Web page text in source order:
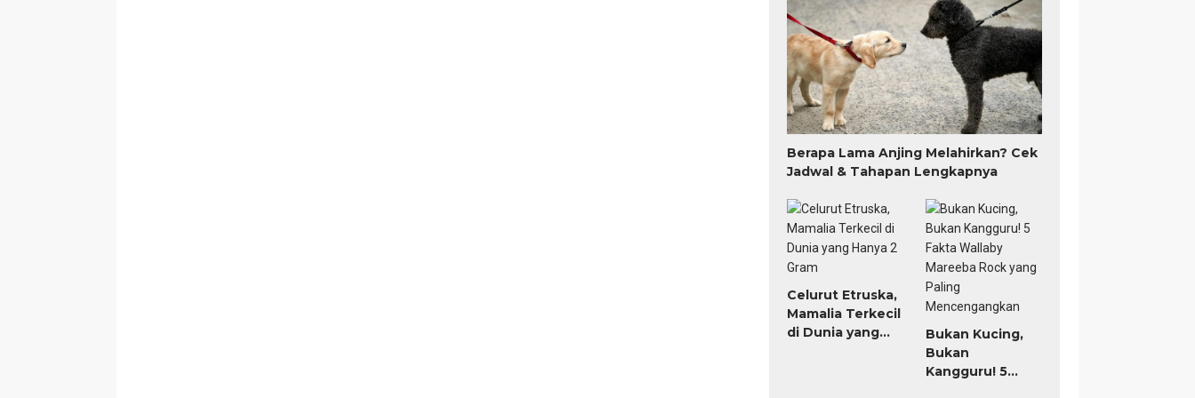
Berapa Lama Anjing Melahirkan? Cek
Jadwal & Tahapan Lengkapnya
Celurut Etruska,
Mamalia Terkecil
di Dunia yang
Bukan Kucing,
Bukan
Kangguru! 5